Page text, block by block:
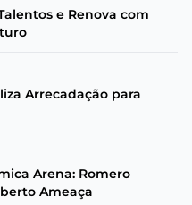
e Renova com
Arrecadação para
Arena: Romero
Ameaça